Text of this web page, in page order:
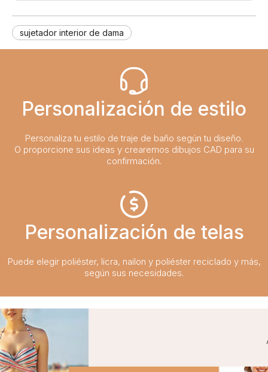
sujetador interior de dama
Personalización de estilo
Personaliza tu estilo de traje de baño según tu diseño.
O proporcione sus ideas y crearemos dibujos CAD para su
confirmación.
Personalización de telas
Puede elegir poliéster, licra, nailon y poliéster reciclado y más,
según sus necesidades.